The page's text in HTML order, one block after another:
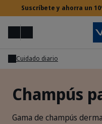
Suscríbete y ahorra un
MenúBuscar
Cuidado diario
Champús
Gama de champús